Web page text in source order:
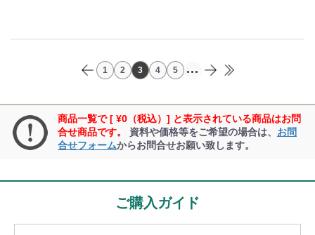
1 2 3 4 5 ...
商品一覧で [ ¥0（税込）] と表示されている商品はお問
合せ商品です。
資料や価格等をご希望の場合は、 お問
合せフォームからお問合せお願い致します。
ご購入ガイド